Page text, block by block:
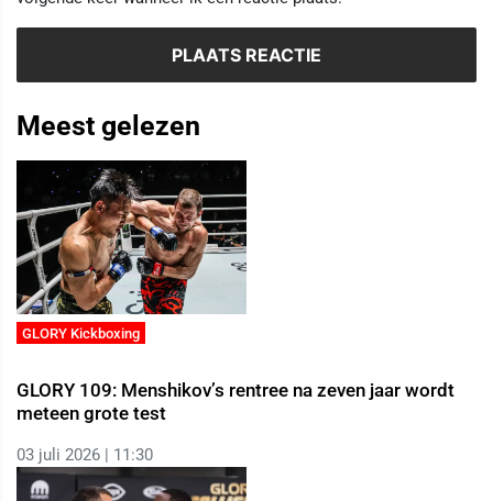
Meest gelezen
GLORY Kickboxing
GLORY 109: Menshikov’s rentree na zeven jaar wordt
meteen grote test
03 juli 2026 | 11:30